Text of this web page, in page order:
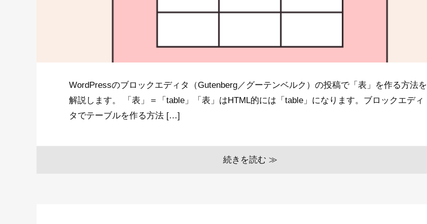
WordPressのブロックエディタ（Gutenberg／グーテンベルク）の投稿で「表」を作る方法を
解説します。 「表」＝「table」「表」はHTML的には「table」になります。ブロックエディ
タでテーブルを作る方法 […]
続きを読む ≫